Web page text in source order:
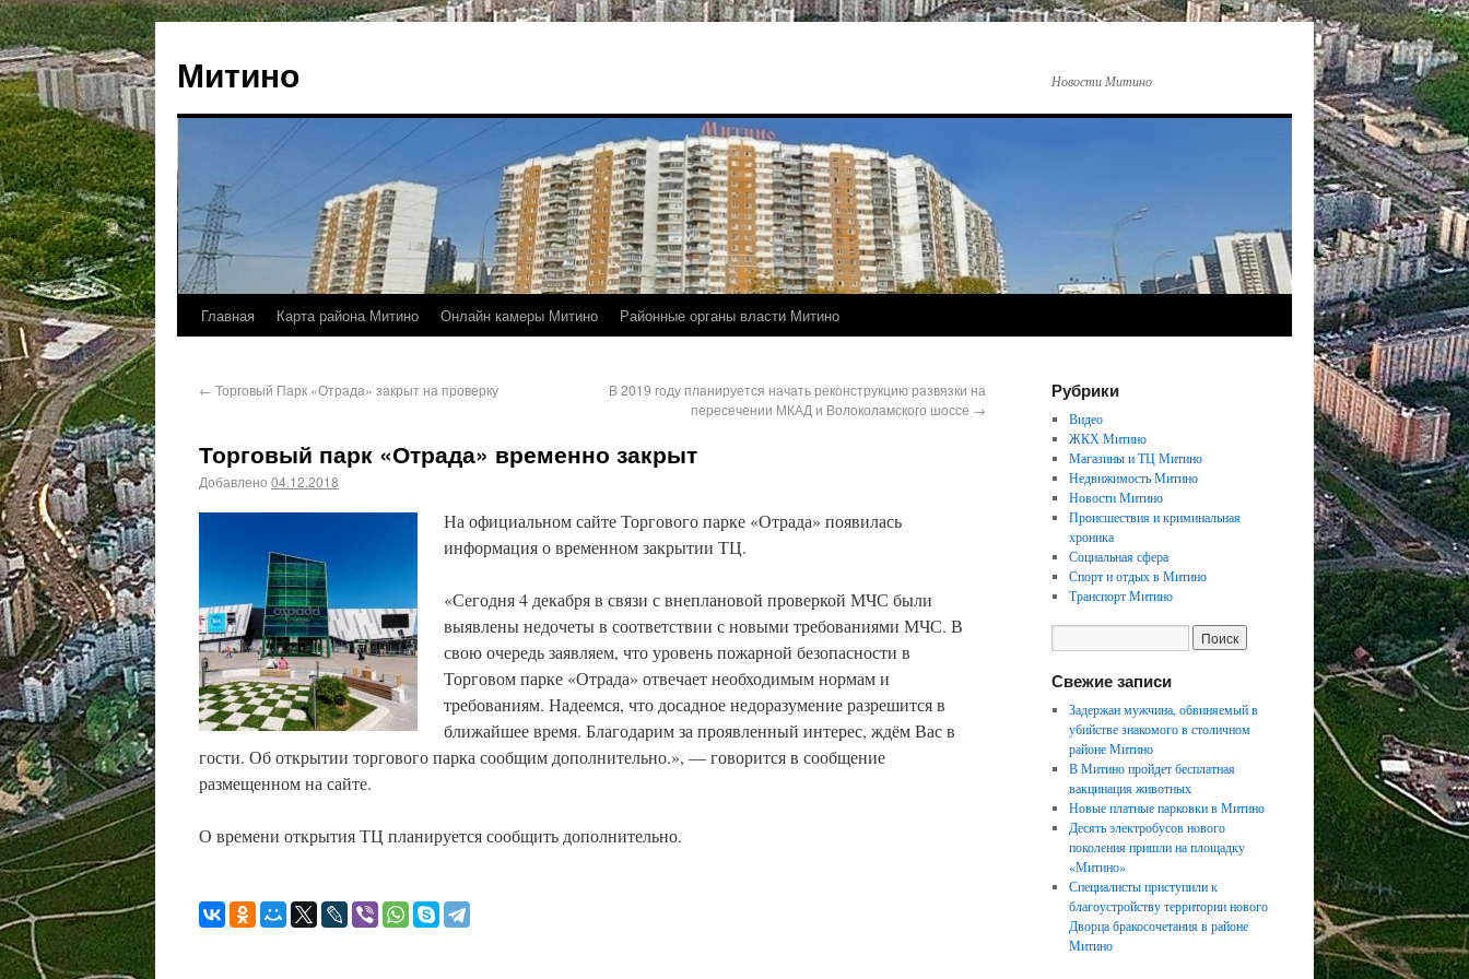
Митино Новости Митино
Главная Карта района Митино Онлайн камеры Митино Районные органы власти Митино
← Торговый Парк «Отрада» закрыт на проверку
В 2019 году планируется начать реконструкцию развязки на
пересечении МКАД и Волоколамского шоссе →
Торговый парк «Отрада» временно закрыт
Добавлено 04.12.2018
На официальном сайте Торгового парке «Отрада» появилась
информация о временном закрытии ТЦ.
«Сегодня 4 декабря в связи с внеплановой проверкой МЧС были
выявлены недочеты в соответствии с новыми требованиями МЧС. В
свою очередь заявляем, что уровень пожарной безопасности в
Торговом парке «Отрада» отвечает необходимым нормам и
требованиям. Надеемся, что досадное недоразумение разрешится в
ближайшее время. Благодарим за проявленный интерес, ждём Вас в
гости. Об открытии торгового парка сообщим дополнительно.», — говорится в сообщение
размещенном на сайте.
О времени открытия ТЦ планируется сообщить дополнительно.
Рубрики
Видео
ЖКХ Митино
Магазины и ТЦ Митино
Недвижимость Митино
Новости Митино
Происшествия и криминальная
хроника
Социальная сфера
Спорт и отдых в Митино
Транспорт Митино
Свежие записи
Задержан мужчина, обвиняемый в
убийстве знакомого в столичном
районе Митино
В Митино пройдет бесплатная
вакцинация животных
Новые платные парковки в Митино
Десять электробусов нового
поколения пришли на площадку
«Митино»
Специалисты приступили к
благоустройству территории нового
Дворца бракосочетания в районе
Митино